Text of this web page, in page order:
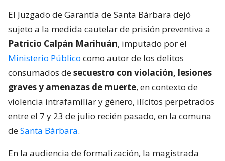
El Juzgado de Garantía de Santa Bárbara dejó
sujeto a la medida cautelar de prisión preventiva a
Patricio Calpán Marihuán, imputado por el
Ministerio Público como autor de los delitos
consumados desecuestro con violación, lesiones
graves y amenazas de muerte, en contexto de
violencia intrafamiliar y género, ilícitos perpetrados
entre el 7 y 23 de julio recién pasado, en la comuna
deSanta Bárbara.
En la audiencia de formalización, la magistrada